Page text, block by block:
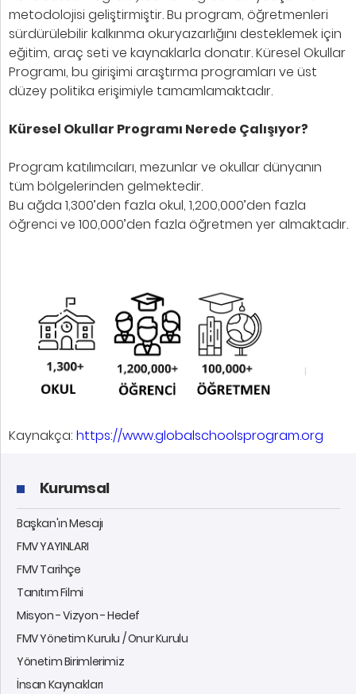
metodolojisi geliştirmiştir. Bu program, öğretmenleri
sürdürülebilir kalkınma okuryazarlığını desteklemek için
eğitim, araç seti ve kaynaklarla donatır. Küresel Okullar
Programı, bu girişimi araştırma programları ve üst
düzey politika erişimiyle tamamlamaktadır.
Küresel Okullar Programı Nerede Çalışıyor?
Program katılımcıları, mezunlar ve okullar dünyanın
tüm bölgelerinden gelmektedir.
Bu ağda 1,300’den fazla okul, 1,200,000’den fazla
öğrenci ve 100,000’den fazla öğretmen yer almaktadır.
Kaynakça: https://www.globalschoolsprogram.org
Kurumsal
Başkan'ın Mesajı
FMV YAYINLARI
FMV Tarihçe
Tanıtım Filmi
Misyon - Vizyon - Hedef
FMV Yönetim Kurulu / Onur Kurulu
Yönetim Birimlerimiz
İnsan Kaynakları